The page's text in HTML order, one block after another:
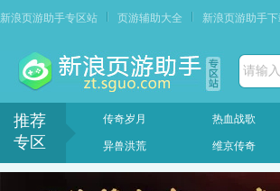
新浪页游助手专区站 页游辅助大全 新浪页游助手
请输
推荐
专区
传奇岁月 热血战歌
异兽洪荒 维京传奇